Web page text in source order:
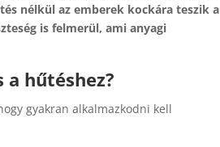
nélkül az emberek kockára teszik a
is felmerül, ami anyagi
hűtéshez?
gyakran alkalmazkodni kell